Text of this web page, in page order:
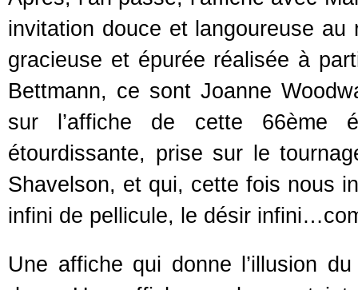
invitation douce et langoureuse
gracieuse et épurée réalisée à
Bettmann, ce sont Joanne
sur l’affiche de cette 66ème
étourdissante, prise sur le
Shavelson, et qui, cette fois nous
infini de pellicule, le désir
Une affiche qui donne l’illusion